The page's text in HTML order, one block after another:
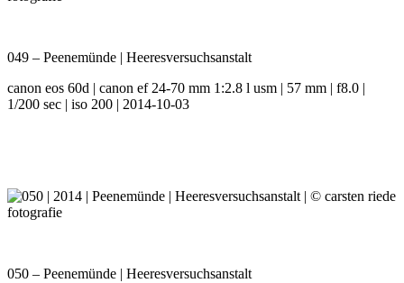
049 – Peenemünde | Heeresversuchsanstalt
canon eos 60d | canon ef 24-70 mm 1:2.8 l usm | 57 mm | f8.0 |
1/200 sec | iso 200 | 2014-10-03
050 – Peenemünde | Heeresversuchsanstalt